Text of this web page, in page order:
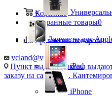
Корзина0
Избранные товары0
Сравнение товаров0
vcland@vcland.ru
Пункт выдачи (заказы
заказу на сайте), ул.
Запчасти для
iPad
iPhone